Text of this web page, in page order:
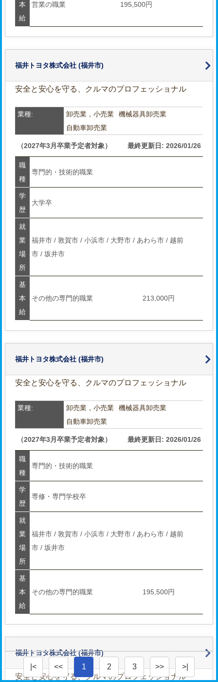
本
給
営業の職業 195,500円
福井トヨタ株式会社 (福井市)
安全と安心を守る、クルマのプロフェッショナル
業種: 卸売業，小売業
機械器具卸売業
自動車卸売業
（2027年3月卒業予定者対象） 最終更新日: 2026/01/26
職
種
専門的・技術的職業
学
歴
大学卒
就
業
場
所
福井市 / 敦賀市 / 小浜市 / 大野市 / あわら市 / 越前
市 / 坂井市
基
本
給
その他の専門的職業 213,000円
福井トヨタ株式会社 (福井市)
安全と安心を守る、クルマのプロフェッショナル
業種: 卸売業，小売業
機械器具卸売業
自動車卸売業
（2027年3月卒業予定者対象） 最終更新日: 2026/01/26
職
種
専門的・技術的職業
学
歴
専修・専門学校卒
就
業
場
所
福井市 / 敦賀市 / 小浜市 / 大野市 / あわら市 / 越前
市 / 坂井市
基
本
給
その他の専門的職業 195,500円
福井トヨタ株式会社 (福井市)
安全と安心を守る、クルマのプロフェッショナル
|< << 1 2 3 >> >|